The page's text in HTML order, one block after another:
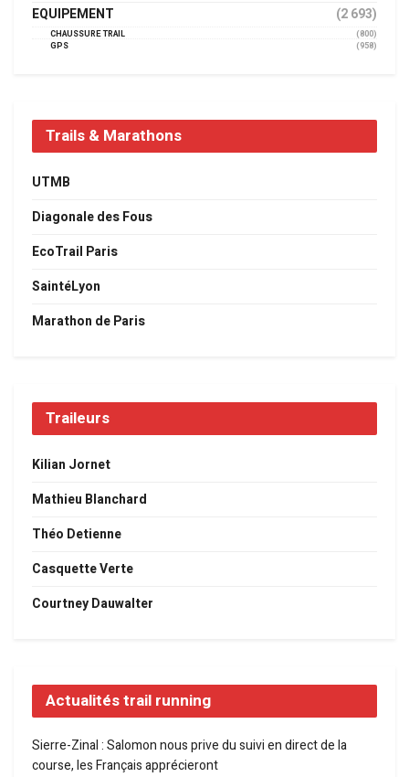
EQUIPEMENT (2 693)
CHAUSSURE TRAIL
(800)
GPS
(958)
Trails & Marathons
UTMB
Diagonale des Fous
EcoTrail Paris
SaintéLyon
Marathon de Paris
Traileurs
Kilian Jornet
Mathieu Blanchard
Théo Detienne
Casquette Verte
Courtney Dauwalter
Actualités trail running
Sierre-Zinal : Salomon nous prive du suivi en direct de la
course, les Français apprécieront